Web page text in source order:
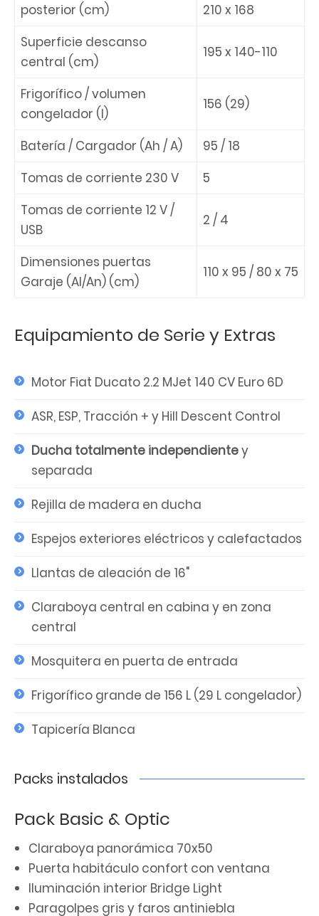
posterior (cm)
210 x 168
Superficie descanso
central (cm)
195 x 140-110
Frigorífico / volumen
congelador (l)
156 (29)
Batería / Cargador (Ah / A)
95 / 18
Tomas de corriente 230 V
5
Tomas de corriente 12 V /
USB
2 / 4
Dimensiones puertas
Garaje (Al/An) (cm)
110 x 95 / 80 x 75
Equipamiento de Serie y Extras
Motor Fiat Ducato 2.2 MJet 140 CV Euro 6D
ASR, ESP, Tracción + y Hill Descent Control
Ducha totalmente independientey
separada
Rejilla de madera en ducha
Espejos exteriores eléctricos y calefactados
Llantas de aleación de 16"
Claraboya central en cabina y en zona
central
Mosquitera en puerta de entrada
Frigorífico grande de 156 L (29 L congelador)
Tapicería Blanca
Packs instalados
Pack Basic & Optic
Claraboya panorámica 70x50
Puerta habitáculo confort con ventana
Iluminación interior Bridge Light
Paragolpes gris y faros antiniebla